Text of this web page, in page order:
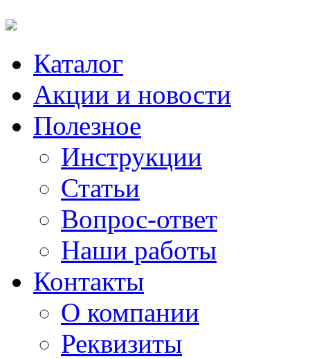
Каталог
Акции и новости
Полезное
Инструкции
Статьи
Вопрос-ответ
Наши работы
Контакты
О компании
Реквизиты